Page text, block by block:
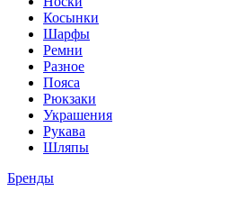
Косынки
Шарфы
Ремни
Разное
Пояса
Рюкзаки
Украшения
Рукава
Шляпы
Бренды